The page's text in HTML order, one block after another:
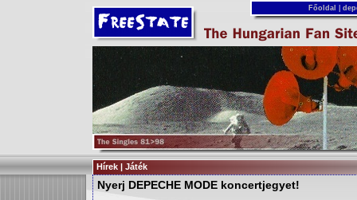
Főoldal
Hírek | Játék
Nyerj DEPECHE MODE koncertjegyet!